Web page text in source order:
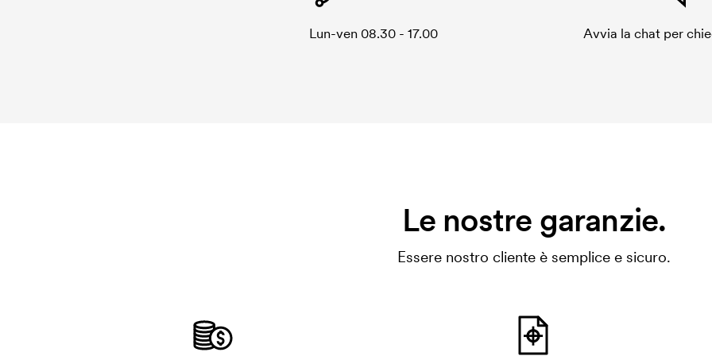
Lun-ven 08.30 - 17.00 Avvia la chat per
Le nostre garanzie.
Essere nostro cliente è semplice e sicuro.